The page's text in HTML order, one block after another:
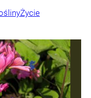
Życie